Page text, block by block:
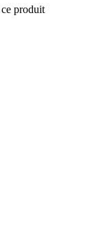
produit